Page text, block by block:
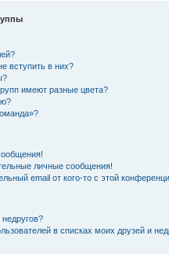
вступить в них?
имеют разные цвета?
личные сообщения!
email от кого-то с этой
в списках моих друзей и